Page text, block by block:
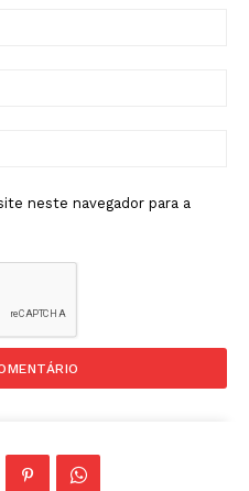
neste navegador para a